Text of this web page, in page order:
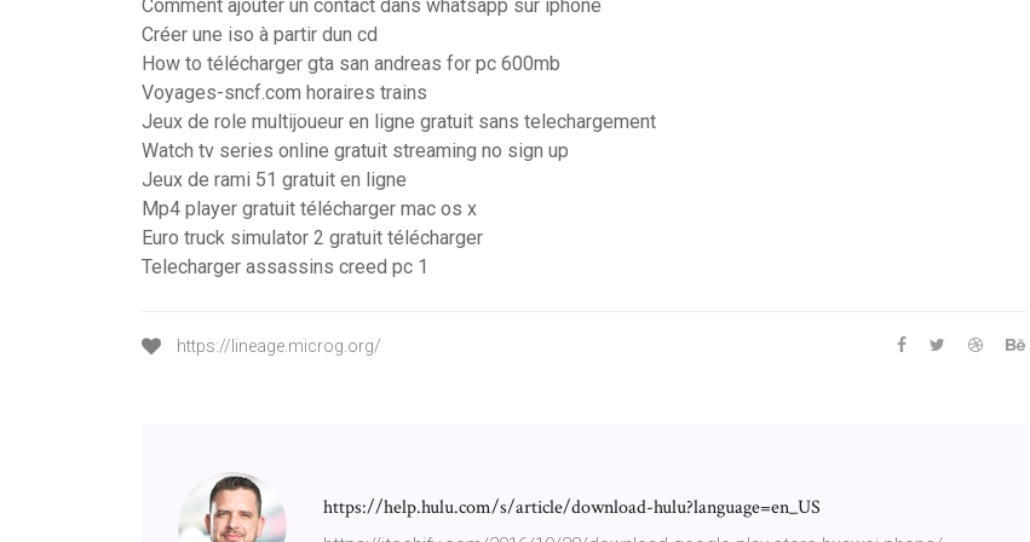
Comment ajouter un contact dans whatsapp sur iphone
Créer une iso à partir dun cd
How to télécharger gta san andreas for pc 600mb
Voyages-sncf.com horaires trains
Jeux de role multijoueur en ligne gratuit sans telechargement
Watch tv series online gratuit streaming no sign up
Jeux de rami 51 gratuit en ligne
Mp4 player gratuit télécharger mac os x
Euro truck simulator 2 gratuit télécharger
Telecharger assassins creed pc 1
https://lineage.microg.org/
https://help.hulu.com/s/article/download-hulu?language=en_US